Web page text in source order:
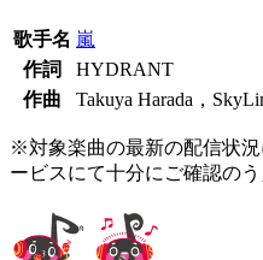
歌手名 嵐
作詞
HYDRANT
作曲
Takuya Harada，
※対象楽曲の最新の配信状
ービスにて十分にご確認のう